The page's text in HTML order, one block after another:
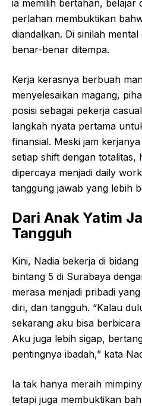
ia memilih bertahan, belajar
perlahan membuktikan
diandalkan. Di sinilah
benar-benar ditempa.
Kerja kerasnya berbuah
menyelesaikan magang,
posisi sebagai pekerja
langkah nyata pertama
finansial. Meski jam
setiap shift dengan totalitas,
dipercaya menjadi daily
tanggung jawab yang lebih
Dari Anak Yatim
Tangguh
Kini, Nadia bekerja di
bintang 5 di Surabaya
merasa menjadi pribadi
diri, dan tangguh. “Kalau
sekarang aku bisa
Aku juga lebih sigap,
pentingnya ibadah,” kata
Ia tak hanya meraih
tetapi juga membuktikan